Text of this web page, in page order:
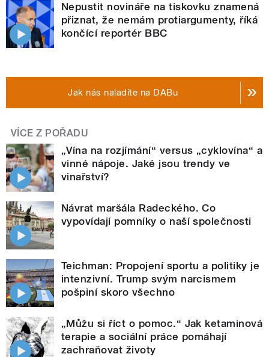
Nepustit novináře na tiskovku znamená
přiznat, že nemám protiargumenty, říká
končící reportér BBC
Jak nás naladíte na DABu
VÍCE Z POŘADU
„Vína na rozjímání“ versus „cyklovína“ a
vinné nápoje. Jaké jsou trendy ve
vinařství?
Návrat maršála Radeckého. Co
vypovídají pomníky o naší společnosti
Teichman: Propojení sportu a politiky je
intenzivní. Trump svým narcismem
pošpiní skoro všechno
„Můžu si říct o pomoc.“ Jak ketaminová
terapie a sociální práce pomáhají
zachraňovat životy